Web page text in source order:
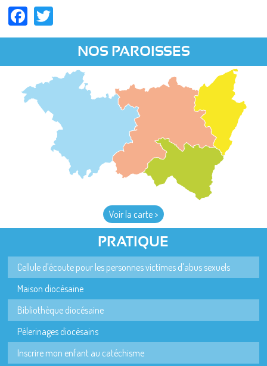
Facebook
NOS PAROISSES
Voir la carte >
PRATIQUE
Cellule d'écoute pour les personnes victimes d'abus sexuels
Maison diocésaine
Bibliothèque diocésaine
Pèlerinages diocésains
Inscrire mon enfant au catéchisme